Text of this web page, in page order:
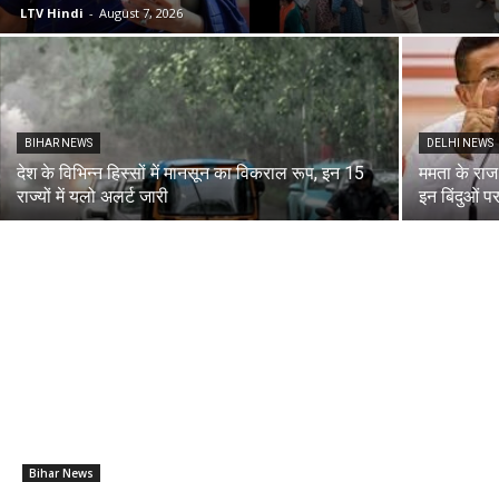
LTV Hindi - August 7, 2026
BIHAR NEWS
देश के विभिन्न हिस्सों में मानसून का विकराल रूप, इन 15
राज्यों में यलो अलर्ट जारी
DELHI NEWS
ममता के
इन बिंदुओं
Bihar News